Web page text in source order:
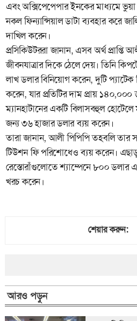
এবং অক্সিপেপেপার ইনকের মাধ্যমে
নকল ফিন্যান্সিয়াল ডাটা ব্যবহার করে
দাখিল করেন।
প্রসিকিউটররা জানান, এসব অর্থ প্রাপ্তি
জীবনযাত্রার দিকে ঠেলে দেয়। তিনি
লাখ ডলার বিনিয়োগ করেন, দুটি
করেন, যার প্রতিটির দাম প্রায়
ম্যানহাটানের একটি বিলাসবহুল হোটেলে
জন্য ৩৬ হাজার ডলার ব্যয় করেন।
তারা জানান, আলী পিপিপি তহবলি তার
টিউশন ফি পরিশোধেও ব্যয় করেন।
রেস্তোরাঁগুলোতে শ্যাম্পেনে ৮০০ ডলার
খরচ করেন।
শেয়ার করুন:
আরও পড়ুন